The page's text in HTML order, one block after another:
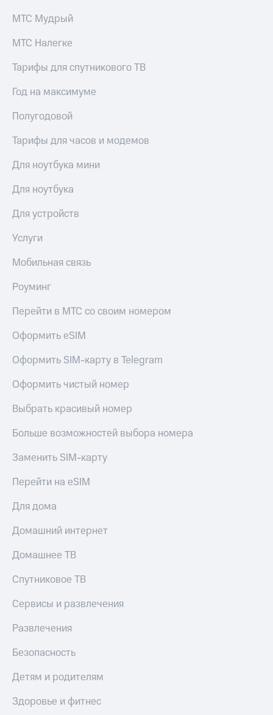
МТС Мудрый
МТС Налегке
Тарифы для спутникового ТВ
Год на максимуме
Полугодовой
Тарифы для часов и модемов
Для ноутбука мини
Для ноутбука
Для устройств
Услуги
Мобильная связь
Роуминг
Перейти в МТС со своим номером
Оформить eSIM
Оформить SIM-карту в Telegram
Оформить чистый номер
Выбрать красивый номер
Больше возможностей выбора номера
Заменить SIM-карту
Перейти на eSIM
Для дома
Домашний интернет
Домашнее ТВ
Спутниковое ТВ
Сервисы и развлечения
Развлечения
Безопасность
Детям и родителям
Здоровье и фитнес